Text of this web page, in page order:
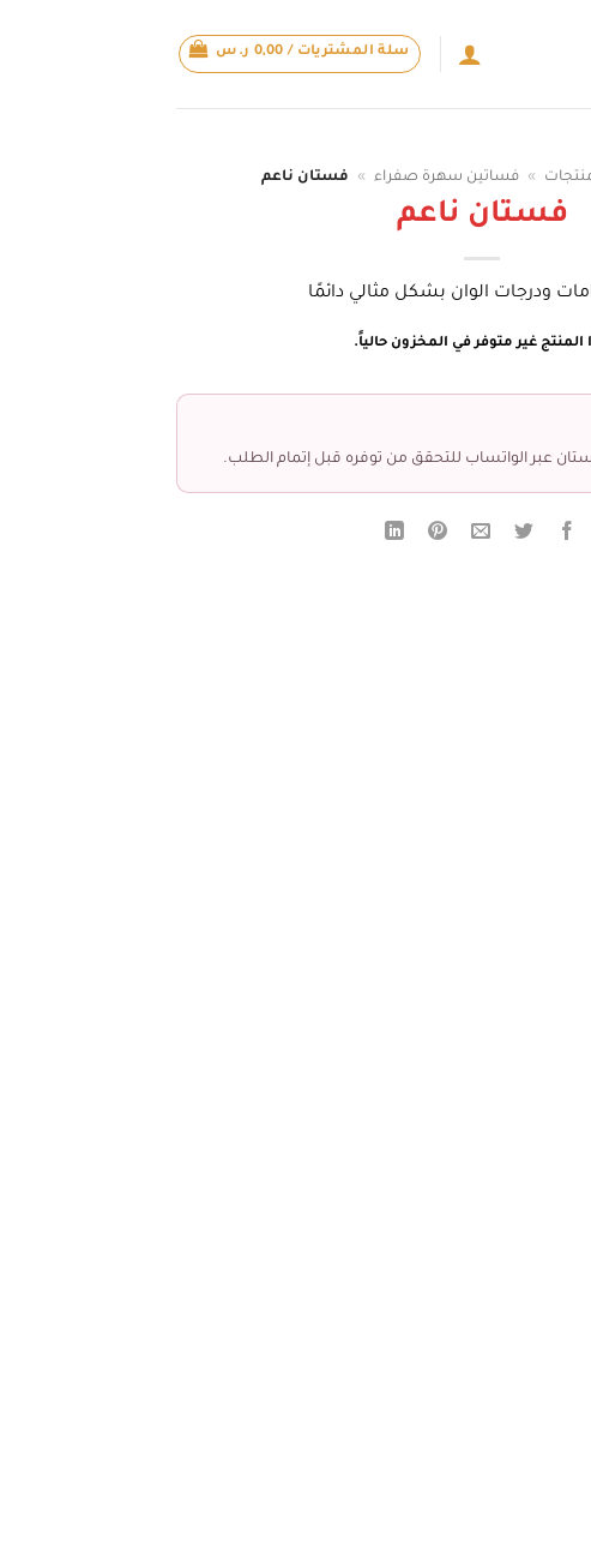
سلة المشتريات / 0,00 ر.س
» فساتين سهرة صفراء » فستان ناعم
فستان ناعم
ودرجات الوان بشكل مثالي دائمًا
المنتج غير متوفر في المخزون حالياً.
عبر الواتساب للتحقق من توفره قبل إتمام الطلب.